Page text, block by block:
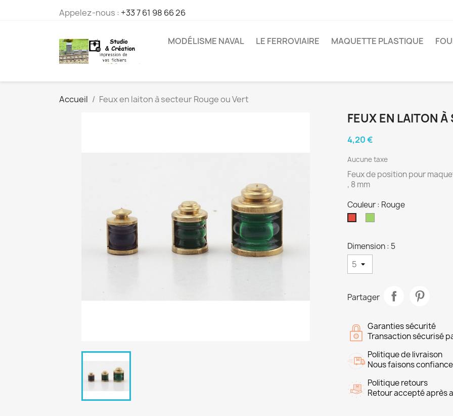
Appelez-nous : +33 7 61 98 66 26
MODÉLISME NAVAL LE FERROVIAIRE MAQUETTE PLASTIQUE
Accueil Feux en laiton à secteur Rouge ou Vert
FEUX EN LAITON
4,20 €
Aucune taxe
Feux de position pour
, 8 mm
Couleur : Rouge
Dimension : 5
Partager
Garanties sécurité
Transaction sécurisé
Politique de livraison
Nous faisons
Politique retours
Retour accepté après